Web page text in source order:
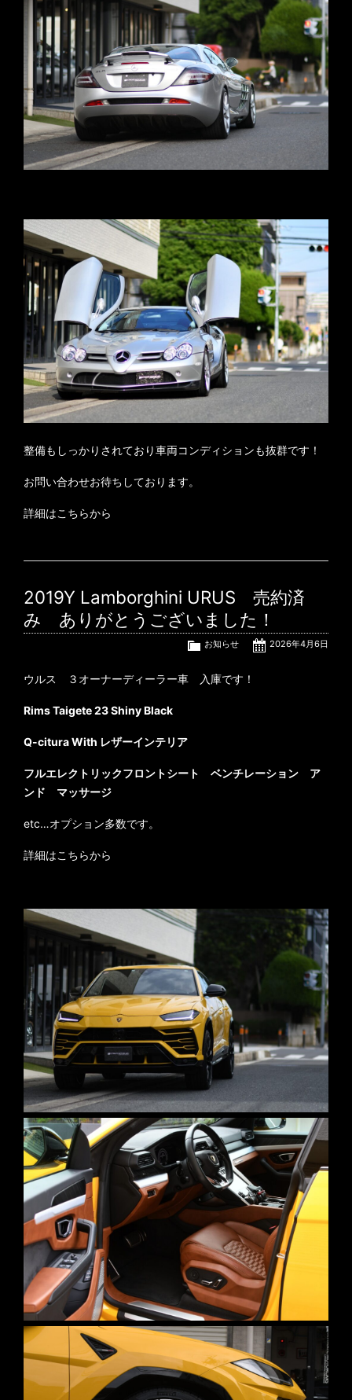
整備もしっかりされており車両コンディションも抜群です！
お問い合わせお待ちしております。
詳細はこちらから
2019Y Lamborghini URUS 売約済
み ありがとうございました！
2026年4月6日
お知らせ
ウルス ３オーナーディーラー車 入庫です！
Rims Taigete 23 Shiny Black
Q-citura With レザーインテリア
フルエレクトリックフロントシート ベンチレーション ア
ンド マッサージ
etc…オプション多数です。
詳細はこちらから